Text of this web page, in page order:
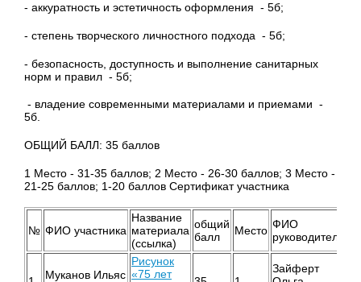
- аккуратность и эстетичность оформления - 5б;
- степень творческого личностного подхода - 5б;
- безопасность, доступность и выполнение санитарных
норм и правил - 5б;
- владение современными материалами и приемами -
5б.
ОБЩИЙ БАЛЛ: 35 баллов
1 Место - 31-35 баллов; 2 Место - 26-30 баллов; 3 Место -
21-25 баллов; 1-20 баллов Сертификат участника
№ ФИО участника
Название
материала
(ссылка)
общий
балл
Место ФИО
руководителя
Муканов Ильяс
Рисунок
«75 лет
Зайферт